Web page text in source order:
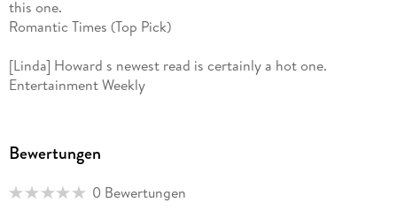
this one.
Romantic Times (Top Pick)
[Linda] Howard s newest read is certainly a hot one.
Entertainment Weekly
Bewertungen
0 Bewertungen